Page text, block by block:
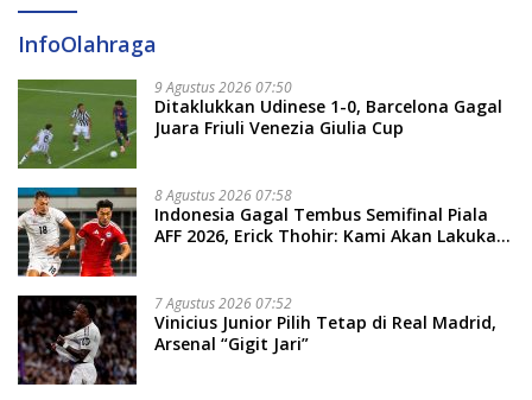
InfoOlahraga
9 Agustus 2026 07:50
Ditaklukkan Udinese 1-0, Barcelona Gagal
Juara Friuli Venezia Giulia Cup
8 Agustus 2026 07:58
Indonesia Gagal Tembus Semifinal Piala
AFF 2026, Erick Thohir: Kami Akan Lakukan
7 Agustus 2026 07:52
Vinicius Junior Pilih Tetap di Real Madrid,
Arsenal “Gigit Jari”